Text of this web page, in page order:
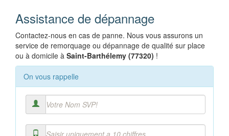
Assistance de dépannage
Contactez-nous en cas de panne. Nous vous assurons un
service de remorquage ou dépannage de qualité sur place
ou à domicile à Saint-Barthélemy (77320) !
On vous rappelle